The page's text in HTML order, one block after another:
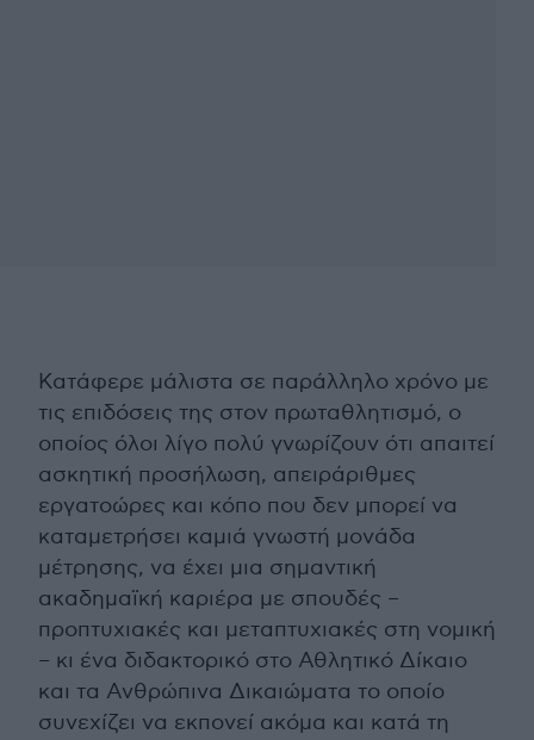
Κατάφερε μάλιστα σε παράλληλο χρόνο με
τις επιδόσεις της στον πρωταθλητισμό, ο
οποίος όλοι λίγο πολύ γνωρίζουν ότι απαιτεί
ασκητική προσήλωση, απειράριθμες
εργατοώρες και κόπο που δεν μπορεί να
καταμετρήσει καμιά γνωστή μονάδα
μέτρησης, να έχει μια σημαντική
ακαδημαϊκή καριέρα με σπουδές –
προπτυχιακές και μεταπτυχιακές στη νομική
– κι ένα διδακτορικό στο Αθλητικό Δίκαιο
και τα Ανθρώπινα Δικαιώματα το οποίο
συνεχίζει να εκπονεί ακόμα και κατά τη